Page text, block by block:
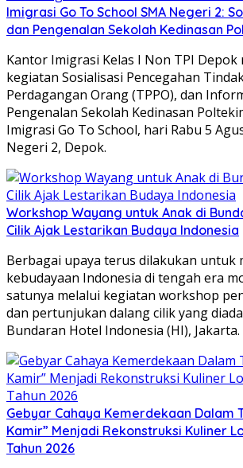
Imigrasi Go To School SMA Negeri 2:
dan Pengenalan Sekolah Kedinasan
Kantor Imigrasi Kelas I Non TPI Depok
kegiatan Sosialisasi Pencegahan
Perdagangan Orang (TPPO), dan
Pengenalan Sekolah Kedinasan
Imigrasi Go To School, hari Rabu 5
Negeri 2, Depok.
Workshop Wayang untuk Anak di
Cilik Ajak Lestarikan Budaya Indonesia
Berbagai upaya terus dilakukan untuk
kebudayaan Indonesia di tengah era
satunya melalui kegiatan workshop
dan pertunjukan dalang cilik yang
Bundaran Hotel Indonesia (HI), Jakarta.
Gebyar Cahaya Kemerdekaan Dalam
Kamir” Menjadi Rekonstruksi Kuliner
Tahun 2026